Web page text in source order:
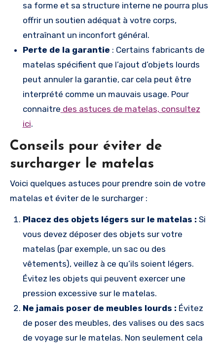
sa forme et sa structure interne ne pourra plus
offrir un soutien adéquat à votre corps,
entraînant un inconfort général.
Perte de la garantie : Certains fabricants de
matelas spécifient que l’ajout d’objets lourds
peut annuler la garantie, car cela peut être
interprété comme un mauvais usage. Pour
connaitre des astuces de matelas, consultez
ici.
Conseils pour éviter de
surcharger le matelas
Voici quelques astuces pour prendre soin de votre
matelas et éviter de le surcharger :
Placez des objets légers sur le matelas : Si
vous devez déposer des objets sur votre
matelas (par exemple, un sac ou des
vêtements), veillez à ce qu’ils soient légers.
Évitez les objets qui peuvent exercer une
pression excessive sur le matelas.
Ne jamais poser de meubles lourds : Évitez
de poser des meubles, des valises ou des sacs
de voyage sur le matelas. Non seulement cela